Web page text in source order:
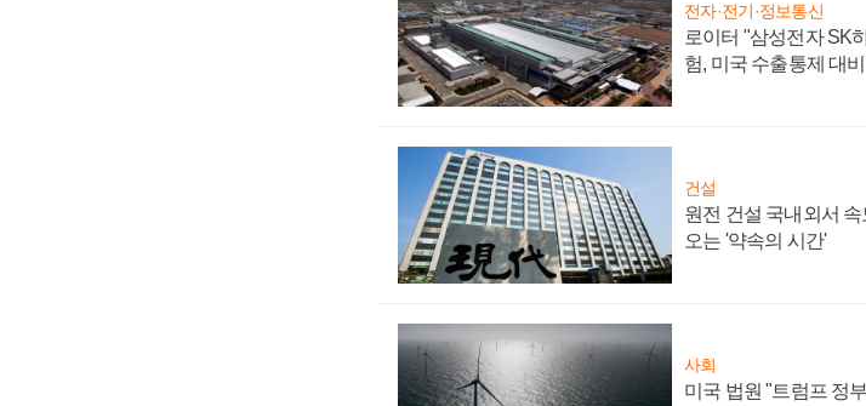
전자·전기·정보통신
로이터 "삼성전자 SK
험, 미국 수출통제 대
건설
원전 건설 국내외서
오는 '약속의 시간'
사회
미국 법원 "트럼프 정